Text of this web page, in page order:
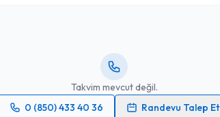
Takvim mevcut değil.
0 (850) 433 40 36
Randevu Talep Et
Yüksel Terzioğlu